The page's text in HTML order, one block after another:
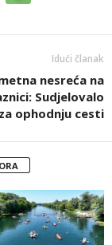
Idući članak
nesreća na
Sudjelovalo
ophodnju cesti